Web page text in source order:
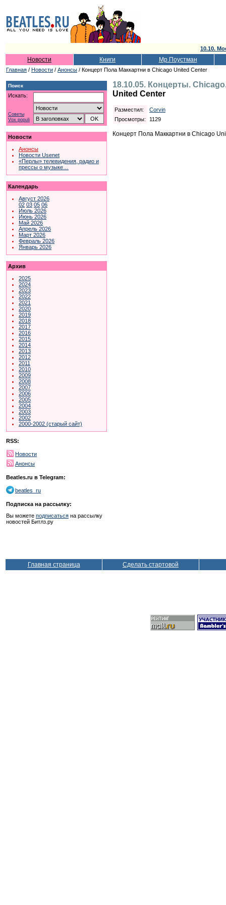
10.10.
Новости Книги Мр.Поустман
Главная / Новости / Анонсы / Концерт Пола Маккартни в Chicago United Center
Поиск
Искать:
Советы
Vox populi
Новости
Анонсы
Новости Usenet
«Перлы» телевидения, радио и
прессы о музыке…
Календарь
Август 2026
02 03 05 06
Июль 2026
Июнь 2026
Май 2026
Апрель 2026
Март 2026
Февраль 2026
Январь 2026
Архив
2025
2024
2023
2022
2021
2020
2019
2018
2017
2016
2015
2014
2013
2012
2011
2010
2009
2008
2007
2006
2005
2004
2003
2002
2000-2002 (старый сайт)
RSS:
Новости
Анонсы
Beatles.ru в Telegram:
beatles_ru
Подписка на рассылку:
Вы можете подписаться на рассылку
новостей Битлз.ру
18.10.05. Концерты.
United Center
Разместил:
Corvin
Просмотры:
1129
Концерт Пола Маккартни в Chicago
Главная страница Сделать стартовой